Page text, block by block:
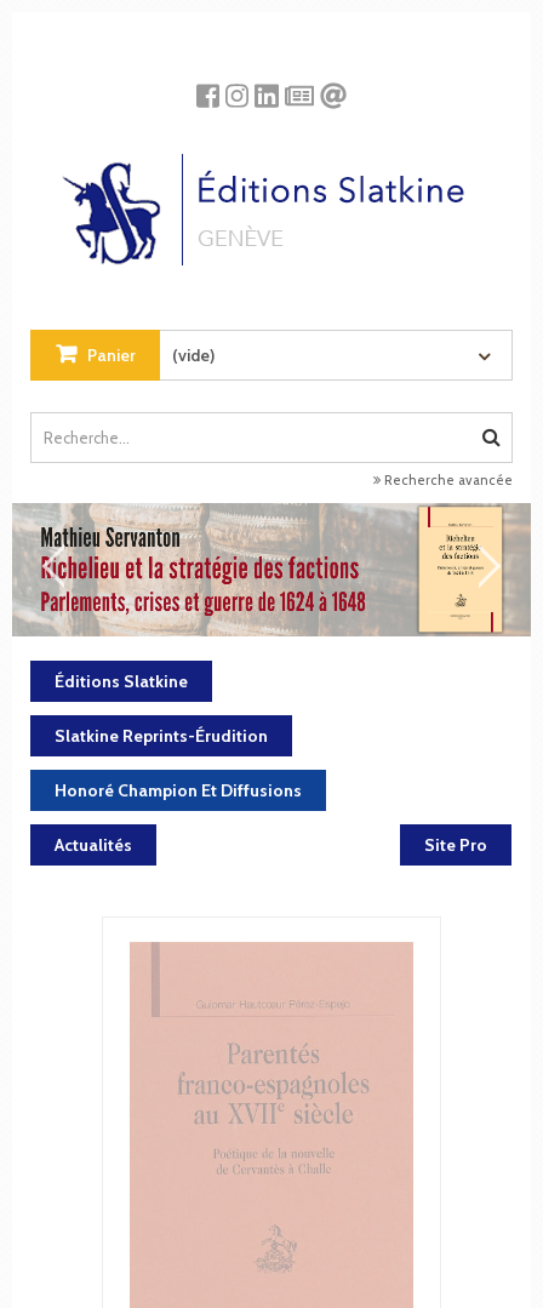
Panier (vide)
Recherche avancée
Éditions Slatkine
Slatkine Reprints-Érudition
Honoré Champion Et Diffusions
Actualités Site Pro